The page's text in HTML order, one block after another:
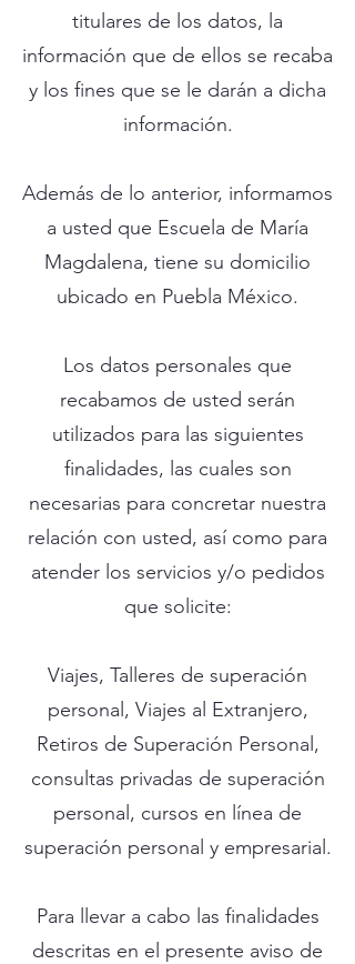
titulares de los datos, la
información que de ellos se recaba
y los fines que se le darán a dicha
información.
Además de lo anterior, informamos
a usted que Escuela de María
Magdalena, tiene su domicilio
ubicado en Puebla México.
Los datos personales que
recabamos de usted serán
utilizados para las siguientes
finalidades, las cuales son
necesarias para concretar nuestra
relación con usted, así como para
atender los servicios y/o pedidos
que solicite:
Viajes, Talleres de superación
personal, Viajes al Extranjero,
Retiros de Superación Personal,
consultas privadas de superación
personal, cursos en línea de
superación personal y empresarial.
Para llevar a cabo las finalidades
descritas en el presente aviso de